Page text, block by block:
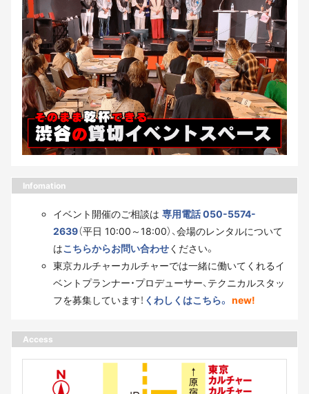
Infomation
イベント開催のご相談は 専用電話 050-5574-
2639（平日 10:00～18:00）、会場のレンタルについて
はこちらからお問い合わせください。
東京カルチャーカルチャーでは一緒に働いてくれるイ
ベントプランナー・プロデューサー、テクニカルスタッ
フを募集しています！ くわしくはこちら。 new!
Access